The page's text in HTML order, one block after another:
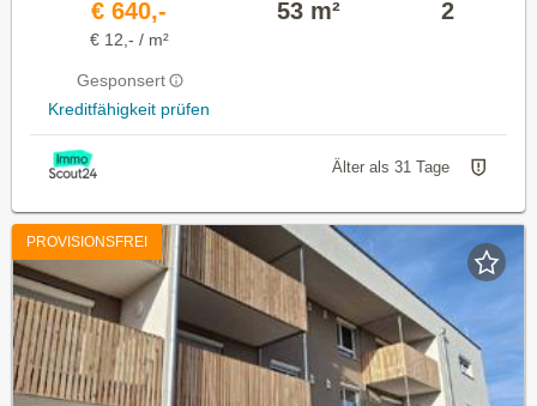
€ 640,-
€ 12,- / m²
Gesponsert
Kreditfähigkeit prüfen
53 m² 2
Älter als 31 Tage
PROVISIONSFREI